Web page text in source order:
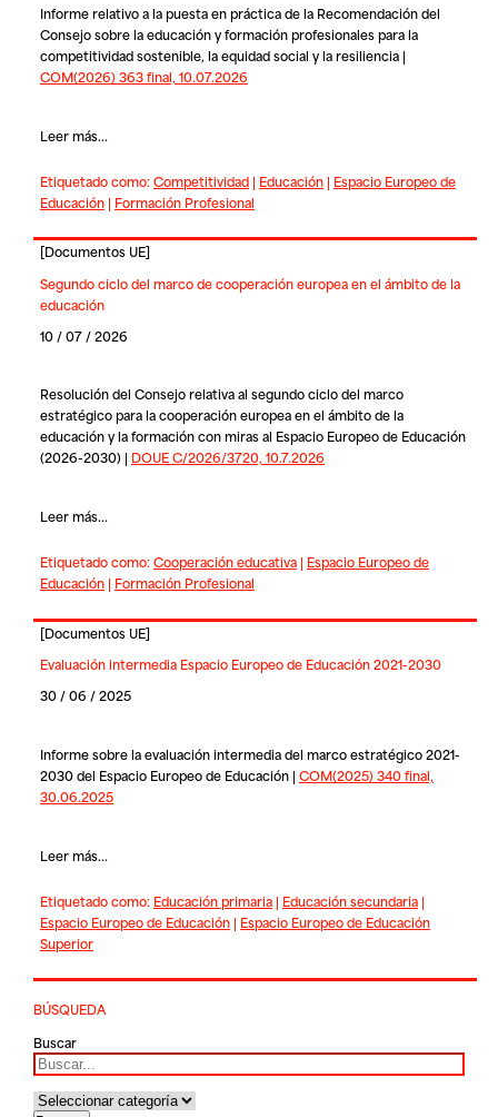
Informe relativo a la puesta en práctica de la Recomendación del
Consejo sobre la educación y formación profesionales para la
competitividad sostenible, la equidad social y la resiliencia |
COM(2026) 363 final, 10.07.2026
Leer más...
Etiquetado como:Competitividad| Educación| Espacio Europeo de
Educación| Formación Profesional
[Documentos UE]
Segundo ciclo del marco de cooperación europea en el ámbito de la
educación
10 / 07 / 2026
Resolución del Consejo relativa al segundo ciclo del marco
estratégico para la cooperación europea en el ámbito de la
educación y la formación con miras al Espacio Europeo de Educación
(2026-2030) | DOUE C/2026/3720, 10.7.2026
Leer más...
Etiquetado como:Cooperación educativa| Espacio Europeo de
Educación| Formación Profesional
[Documentos UE]
Evaluación intermedia Espacio Europeo de Educación 2021-2030
30 / 06 / 2025
Informe sobre la evaluación intermedia del marco estratégico 2021-
2030 del Espacio Europeo de Educación | COM(2025) 340 final,
30.06.2025
Leer más...
Etiquetado como: Educación primaria| Educación secundaria|
Espacio Europeo de Educación| Espacio Europeo de Educación
Superior
BÚSQUEDA
Buscar